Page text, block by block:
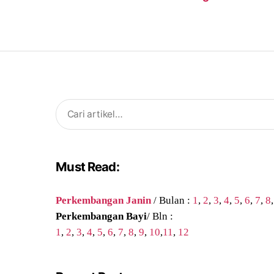
Search
for:
Must Read:
Perkembangan Janin/ Bulan : 1,2,3,4, 5,6, 7,8
Perkembangan Bayi/ Bln :
1,2,3,4, 5,6, 7,8,9, 10,11, 12